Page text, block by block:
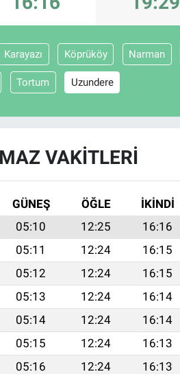
Karayazı Köprüköy Narman
Tortum Uzundere
VAKITLERI
GÜNEŞ ÖĞLE İKINDI
05:10 12:25 16:16
05:11 12:24 16:15
05:12 12:24 16:15
05:13 12:24 16:14
05:14 12:24 16:14
05:15 12:24 16:13
05:16 12:24 16:13